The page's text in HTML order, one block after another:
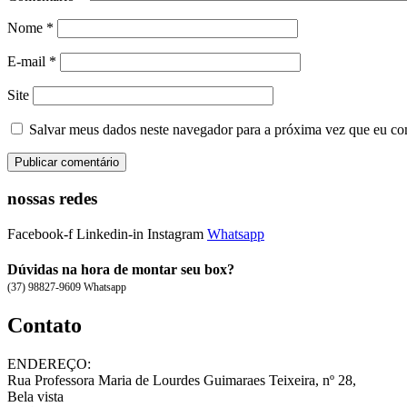
Nome *
E-mail *
Site
Salvar meus dados neste navegador para a próxima vez que eu
nossas redes
Facebook-f Linkedin-in Instagram Whatsapp
Dúvidas na hora de montar seu box?
(37) 98827-9609 Whatsapp
Contato
ENDEREÇO:
Rua Professora Maria de Lourdes Guimaraes Teixeira, nº 28,
Bela vista